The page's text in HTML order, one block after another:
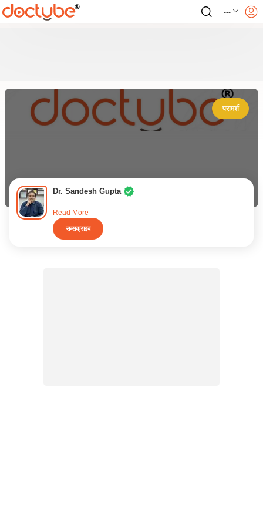
---
परामर्श
Dr. Sandesh Gupta
Read More
सब्सक्राइब